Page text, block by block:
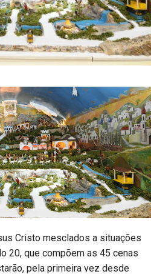
Cristo mesclados a situações
20, que compõem as 45 cenas
pela primeira vez desde